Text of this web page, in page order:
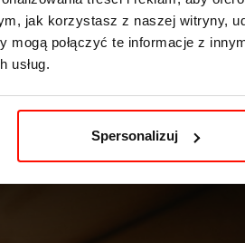
jak korzystasz z naszej witryny,
mogą połączyć te informacje z
usług.
Spersonalizuj
coś wyjątkowego - z luksusowym
o wiele łatwiej znaleźć auto z